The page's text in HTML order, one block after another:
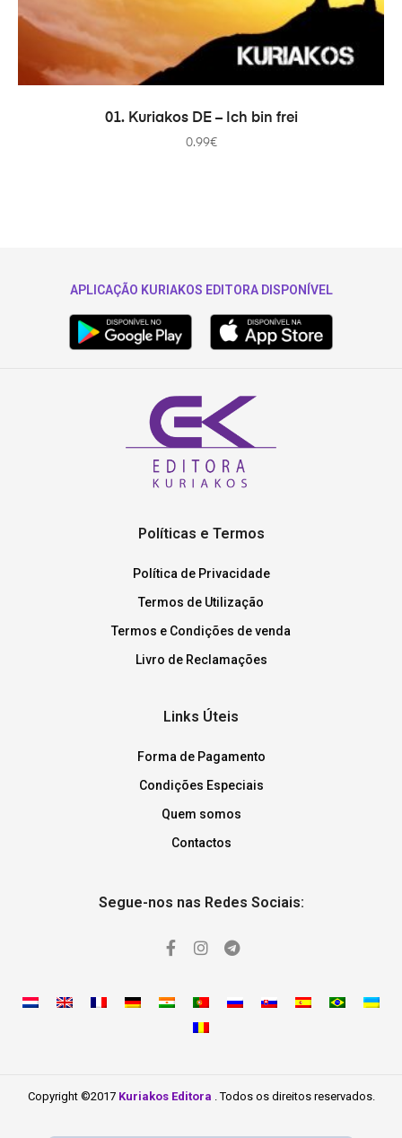
COMPRAR
01. Kuriakos DE – Ich bin frei
0.99€
APLICAÇÃO KURIAKOS EDITORA DISPONÍVEL
Políticas e Termos
Política de Privacidade
Termos de Utilização
Termos e Condições de venda
Livro de Reclamações
Links Úteis
Forma de Pagamento
Condições Especiais
Quem somos
Contactos
Segue-nos nas Redes Sociais:
Copyright ©2017 Kuriakos Editora . Todos os direitos reservados.